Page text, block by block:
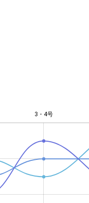
3・4号